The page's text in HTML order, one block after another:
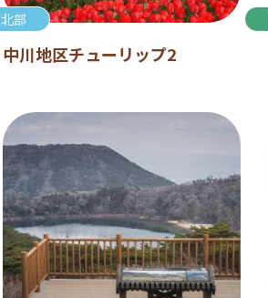
北部
中川地区チューリップ2